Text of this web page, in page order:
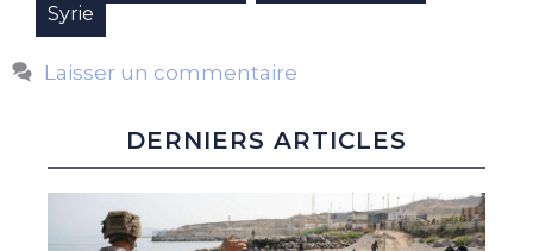
Syrie
Laisser un commentaire
DERNIERS ARTICLES